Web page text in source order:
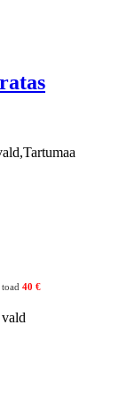
40 €